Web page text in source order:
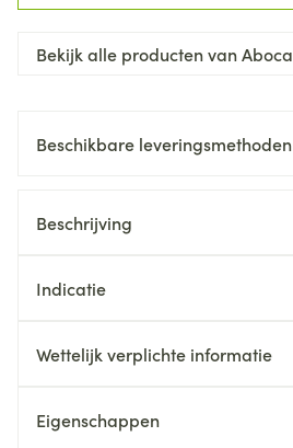
Bekijk alle producten van Aboca
Beschikbare leveringsmethoden
Beschrijving
Indicatie
Wettelijk verplichte informatie
Eigenschappen